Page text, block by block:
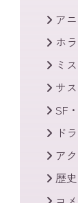
ア
ホ
ミ
サ
SF
ド
ア
歴